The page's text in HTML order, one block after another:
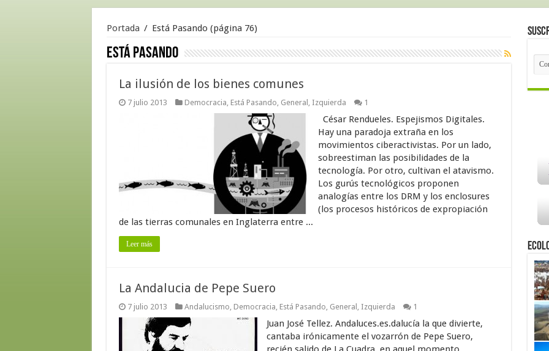
Portada / Está Pasando (página 76)
Está Pasando
La ilusión de los bienes comunes
7 julio 2013 Democracia, Está Pasando, General , Izquierda 1
César Rendueles. Espejismos Digitales.
Hay una paradoja extraña en los
movimientos ciberactivistas. Por un lado,
sobreestiman las posibilidades de la
tecnología. Por otro, cultivan el atavismo.
Los gurús tecnológicos proponen
analogías entre los DRM y los enclosures
(los procesos históricos de expropiación
de las tierras comunales en Inglaterra entre ...
Leer más
La Andalucia de Pepe Suero
7 julio 2013 Andalucismo, Democracia, Está Pasando, General , Izquierda 1
Juan José Tellez. Andaluces.es.dalucía la que divierte,
cantaba irónicamente el vozarrón de Pepe Suero,